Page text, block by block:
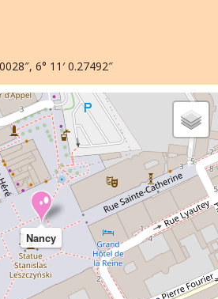
6° 11′ 0.27492″
Nancy